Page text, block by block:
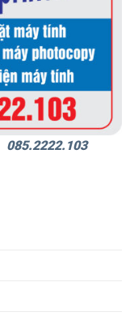
085.2222.103